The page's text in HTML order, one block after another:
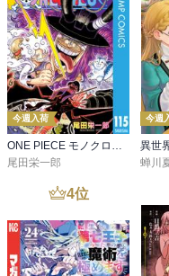
今週入荷
ONE PIECE モノクロ版 115
尾田栄一郎
今週
蝉川
4位